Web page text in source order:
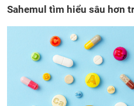
Sahemul tìm hiểu sâu hơn